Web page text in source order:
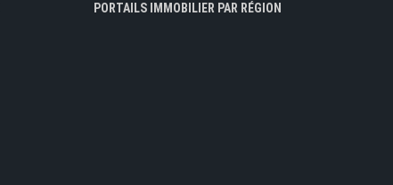
PORTAILS IMMOBILIER PAR RÉGION